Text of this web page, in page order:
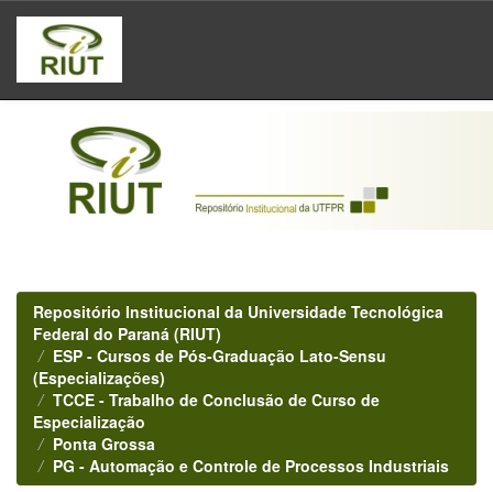
Skip
navigation
Repositório Institucional da Universidade Tecnológica
Federal do Paraná (RIUT)
ESP - Cursos de Pós-Graduação Lato-Sensu
(Especializações)
TCCE - Trabalho de Conclusão de Curso de
Especialização
Ponta Grossa
PG - Automação e Controle de Processos Industriais